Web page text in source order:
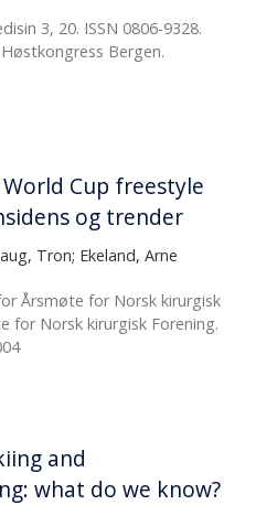
3, 20. ISSN 0806-9328.
Bergen.
World Cup freestyle
og trender
Tron; Ekeland, Arne
Årsmøte for Norsk kirurgisk
for Norsk kirurgisk Forening.
and
what do we know?